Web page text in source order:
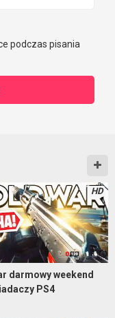
podczas pisania
HD
darmowy weekend
PS4